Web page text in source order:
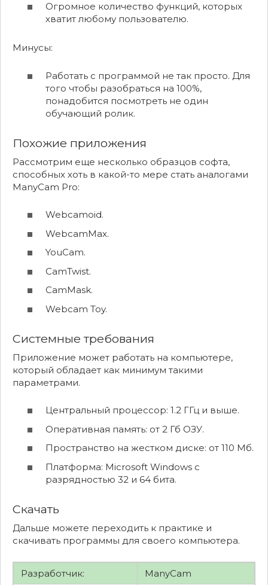
Огромное количество функций, которых
хватит любому пользователю.
Минусы:
Работать с программой не так просто. Для
того чтобы разобраться на 100%,
понадобится посмотреть не один
обучающий ролик.
Похожие приложения
Рассмотрим еще несколько образцов софта,
способных хоть в какой-то мере стать аналогами
ManyCam Pro:
Webcamoid.
WebcamMax.
YouCam.
CamTwist.
CamMask.
Webcam Toy.
Системные требования
Приложение может работать на компьютере,
который обладает как минимум такими
параметрами.
Центральный процессор: 1.2 ГГц и выше.
Оперативная память: от 2 Гб ОЗУ.
Пространство на жестком диске: от 110 Мб.
Платформа: Microsoft Windows с
разрядностью 32 и 64 бита.
Скачать
Дальше можете переходить к практике и
скачивать программы для своего компьютера.
Разработчик: ManyCam